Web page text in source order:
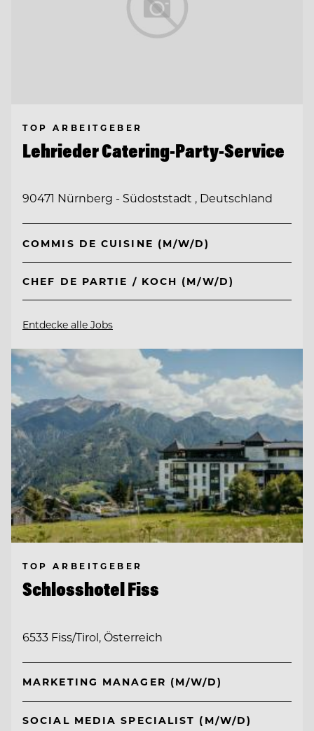
TOP ARBEITGEBER
Lehrieder Catering-Party-Service
90471 Nürnberg - Südoststadt , Deutschland
COMMIS DE CUISINE (M/W/D)
CHEF DE PARTIE / KOCH (M/W/D)
Entdecke alle Jobs
TOP ARBEITGEBER
Schlosshotel Fiss
6533 Fiss/Tirol, Österreich
MARKETING MANAGER (M/W/D)
SOCIAL MEDIA SPECIALIST (M/W/D)